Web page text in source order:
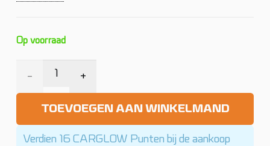
schone microvezeldoek.
Op voorraad
Bumper
&
TOEVOEGEN AAN WINKELMAND
Verdien 16 CARGLOW Punten bij de aankoop